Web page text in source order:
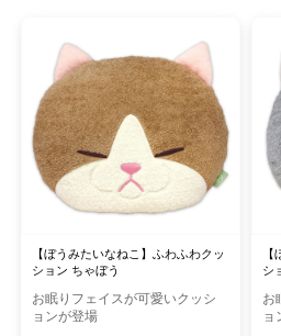
【ぼうみたいなねこ】ふわふわクッ
ション ちゃぼう
お眠りフェイスが可愛いクッシ
ョンが登場
シ
お
ョ